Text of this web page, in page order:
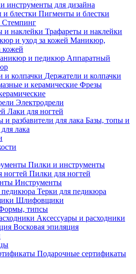
инструменты для дизайна
Пигменты и блестки
Стемпинг
Трафареты и наклейки
Маникюр,
кожей
Аппаратный
Держатели и колпачки
Фрезы
Электродрели
Лаки для ногтей
Базы, топы и
лака
Пилки и инструменты
Пилки для ногтей
Инструменты
Терки для педикюра
Шлифовщики
типсы
Аксессуары и расходники
Восковая эпиляция
Подарочные сертификаты